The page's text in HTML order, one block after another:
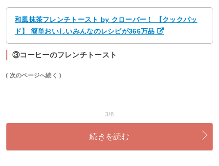
和風抹茶フレンチトースト by クローバー！ 【クックパッ
ド】 簡単おいしいみんなのレシピが366万品
③コーヒーのフレンチトースト
( 次のページへ続く )
3/6
続きを読む